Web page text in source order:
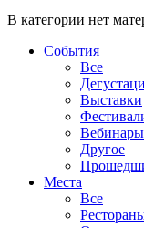
В категории нет
События
Все
Выставки
Вебинары
Другое
Места
Все